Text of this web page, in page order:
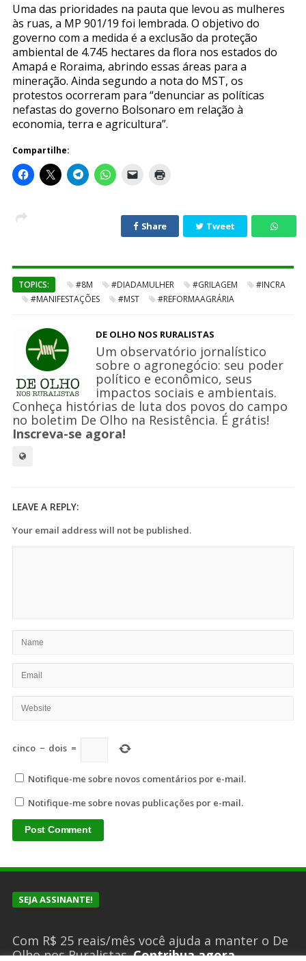
Uma das prioridades na pauta que levou as mulheres
às ruas, a MP 901/19 foi lembrada. O objetivo do
governo com a medida é a exclusão da proteção
ambiental de 4.745 hectares da flora nos estados do
Amapá e Roraima, abrindo essas áreas para a
mineração. Ainda segundo a nota do MST, os
protestos ocorreram para “denunciar as políticas
nefastas do governo Bolsonaro em relação à
economia, terra e agricultura”.
Compartilhe:
Share Tweet
TOPICS: #8M #DIADAMULHER #GRILAGEM
#INCRA
#MANIFESTAÇÕES
#MST #REFORMAAGRÁRIA
DE OLHO NOS RURALISTAS
Um observatório jornalístico
sobre o agronegócio: seu poder
político e econômico, seus
impactos sociais e ambientais.
Conheça histórias de luta dos povos do campo
no boletim De Olho na Resistência. É grátis!
Inscreva-se agora!
LEAVE A REPLY:
Your email address will not be published.
cinco − dois =
Notifique-me sobre novos comentários por e-mail.
Notifique-me sobre novas publicações por e-mail.
SEJA ASSINANTE!
Com R$ 25 reais/mês você ajuda a manter o De
Olho nos Ruralistas.Contribua agora